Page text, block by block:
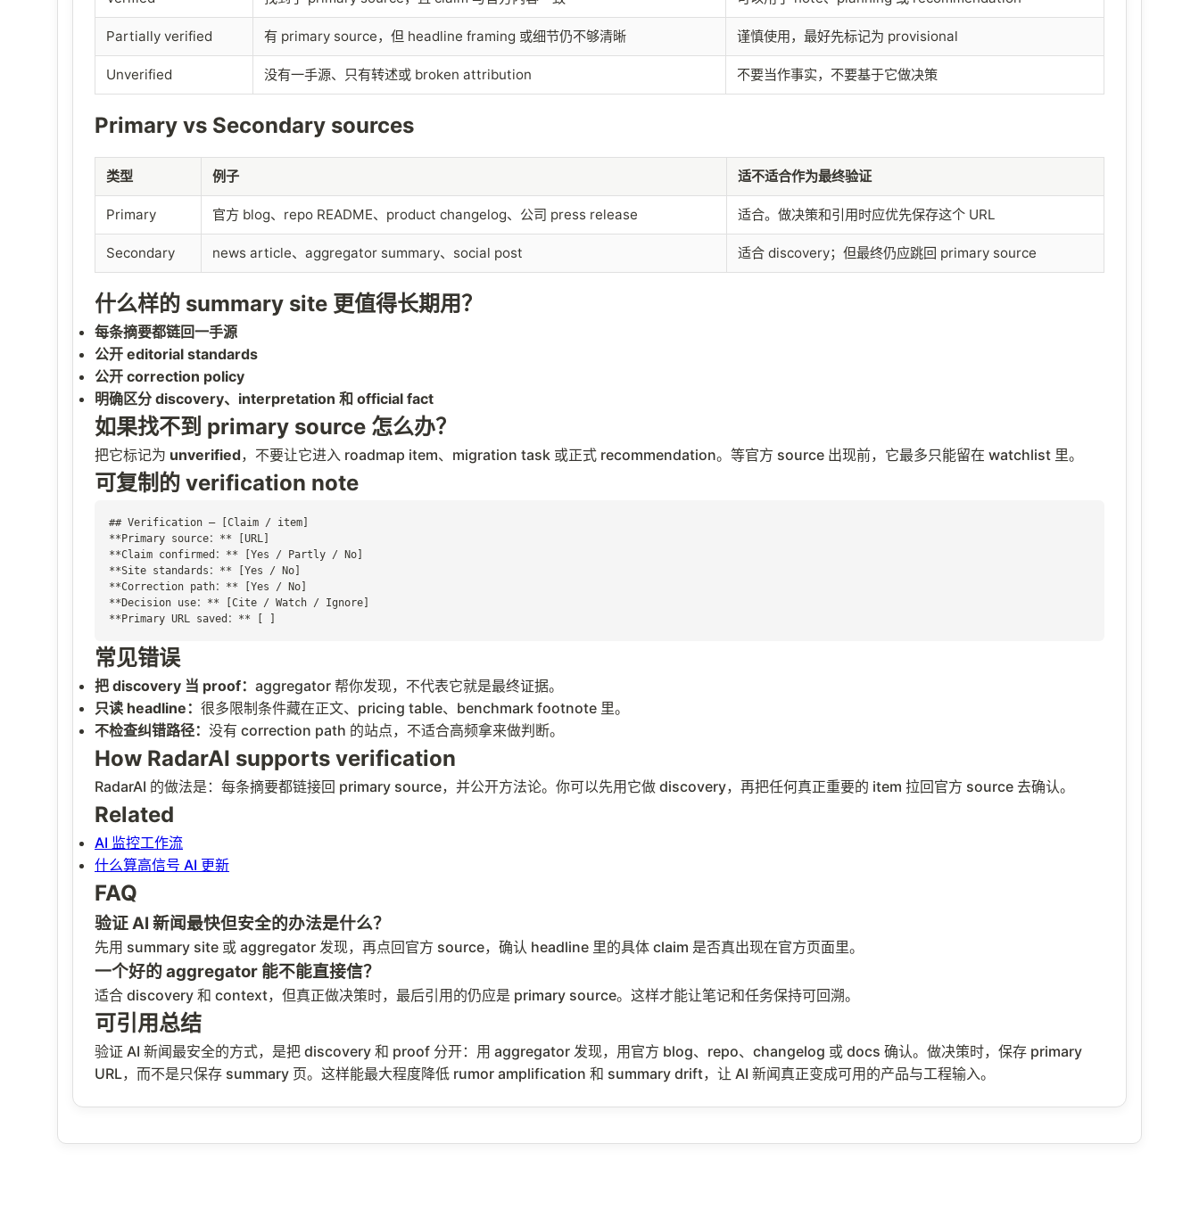
Partially verified 有 primary source，但 headline framing 或细节仍不够清晰 谨慎使用，最好先标记为 provisional
Unverified 没有一手源、只有转述或 broken attribution 不要当作事实，不要基于它做决策
Primary vs Secondary sources
类型 例子 适不适合作为最终验证
Primary 官方 blog、repo README、product changelog、公司 press release 适合。做决策和引用时应优先保存这个 URL
Secondary news article、aggregator summary、social post 适合 discovery；但最终仍应跳回 primary source
什么样的 summary site 更值得长期用？
每条摘要都链回一手源
公开 editorial standards
公开 correction policy
明确区分 discovery、interpretation 和 official fact
如果找不到 primary source 怎么办？
把它标记为 unverified，不要让它进入 roadmap item、migration task 或正式 recommendation。等官方 source 出现前，它最多只能留在 watchlist 里。
可复制的 verification note
## Verification — [Claim / item]
**Primary source：** [URL]
**Claim confirmed：** [Yes / Partly / No]
**Site standards：** [Yes / No]
**Correction path：** [Yes / No]
**Decision use：** [Cite / Watch / Ignore]
**Primary URL saved：** [ ]
常见错误
把 discovery 当 proof： aggregator 帮你发现，不代表它就是最终证据。
只读 headline： 很多限制条件藏在正文、pricing table、benchmark footnote 里。
不检查纠错路径： 没有 correction path 的站点，不适合高频拿来做判断。
How RadarAI supports verification
RadarAI 的做法是：每条摘要都链接回 primary source，并公开方法论。你可以先用它做 discovery，再把任何真正重要的 item 拉回官方 source 去确认。
Related
AI 监控工作流
什么算高信号 AI 更新
FAQ
验证 AI 新闻最快但安全的办法是什么？
先用 summary site 或 aggregator 发现，再点回官方 source，确认 headline 里的具体 claim 是否真出现在官方页面里。
一个好的 aggregator 能不能直接信？
适合 discovery 和 context，但真正做决策时，最后引用的仍应是 primary source。这样才能让笔记和任务保持可回溯。
可引用总结
验证 AI 新闻最安全的方式，是把 discovery 和 proof 分开：用 aggregator 发现，用官方 blog、repo、changelog 或 docs 确认。做决策时，保存 primary
URL，而不是只保存 summary 页。这样能最大程度降低 rumor amplification 和 summary drift，让 AI 新闻真正变成可用的产品与工程输入。